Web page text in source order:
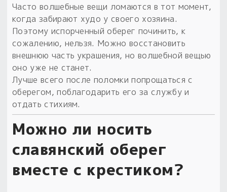
Часто волшебные вещи ломаются в тот момент,
когда забирают худо у своего хозяина.
Поэтому испорченный оберег починить, к
сожалению, нельзя. Можно восстановить
внешнюю часть украшения, но волшебной вещью
оно уже не станет.
Лучше всего после поломки попрощаться с
оберегом, поблагодарить его за службу и
отдать стихиям.
Можно ли носить
славянский оберег
вместе с крестиком?